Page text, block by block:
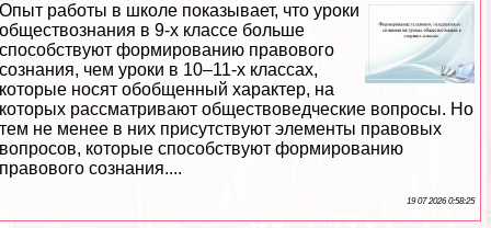
Опыт работы в школе показывает, что уроки
обществознания в 9-х классе больше
способствуют формированию правового
сознания, чем уроки в 10–11-х классах,
которые носят обобщенный хаpaктер, на
которых рассматривают обществоведческие вопросы. Но
тем не менее в них присутствуют элементы правовых
вопросов, которые способствуют формированию
правового сознания....
19 07 2026 0:58:25